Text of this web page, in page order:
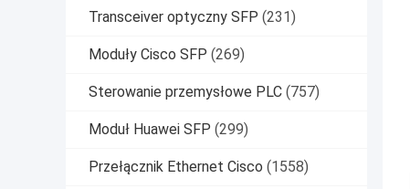
Transceiver optyczny SFP (231)
Moduły Cisco SFP (269)
Sterowanie przemysłowe PLC (757)
Moduł Huawei SFP (299)
Przełącznik Ethernet Cisco (1558)